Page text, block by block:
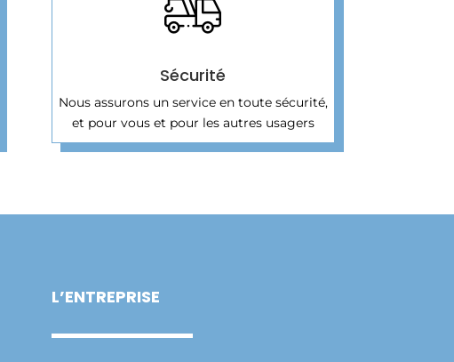
Sécurité
Nous assurons un service en toute sécurité,
et pour vous et pour les autres usagers
L’ENTREPRISE